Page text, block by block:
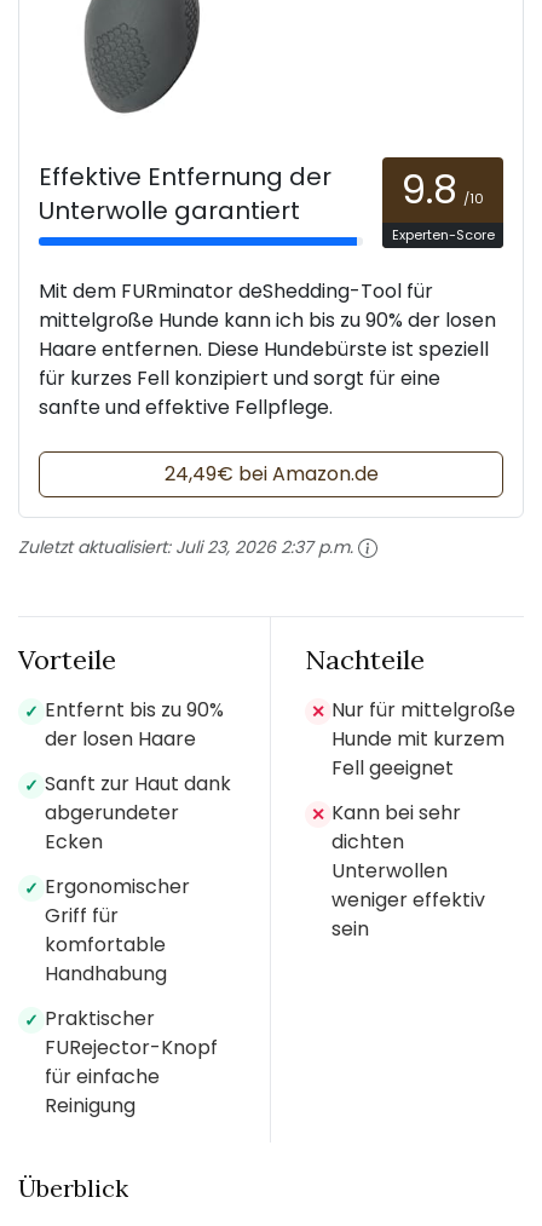
Effektive Entfernung der
Unterwolle garantiert
9.8 /10
Experten-Score
Mit dem FURminator deShedding-Tool für
mittelgroße Hunde kann ich bis zu 90% der losen
Haare entfernen. Diese Hundebürste ist speziell
für kurzes Fell konzipiert und sorgt für eine
sanfte und effektive Fellpflege.
24,49€ bei Amazon.de
Zuletzt aktualisiert: Juli 23, 2026 2:37 p.m.
Vorteile
✓ Entfernt bis zu 90%
der losen Haare
✓ Sanft zur Haut dank
abgerundeter
Ecken
✓ Ergonomischer
Griff für
komfortable
Handhabung
✓ Praktischer
FURejector-Knopf
für einfache
Reinigung
Nachteile
✕ Nur für mittelgroße
Hunde mit kurzem
Fell geeignet
✕ Kann bei sehr
dichten
Unterwollen
weniger effektiv
sein
Überblick